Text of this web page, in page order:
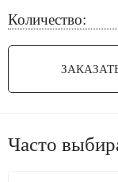
Количество:
Часто